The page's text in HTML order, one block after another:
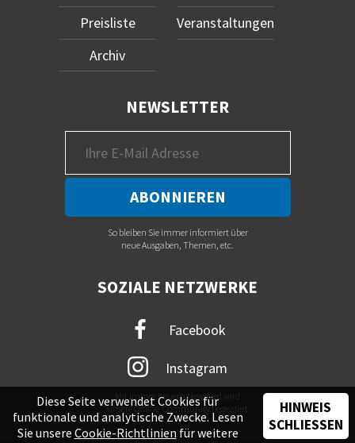
Preisliste
Archiv
Veranstaltungen
NEWSLETTER
So bleiben Sie immer informiert über
neue Ausgaben, Themen, etc.
SOZIALE NETZWERKE
Facebook
Instagram
Mit immer neuem Newsfeed wird
unsere Online-Community begeistert
Diese Seite verwendet Cookies für
funktionale und analytische Zwecke. Lesen
Sie unsere Cookie-Richtlinien für weitere
HINWEIS
SCHLIESSEN